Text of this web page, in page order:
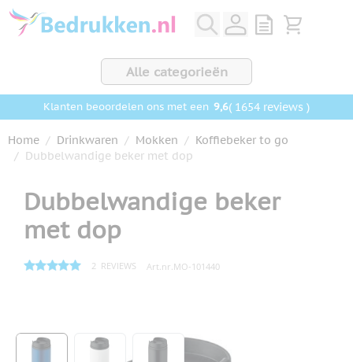
Ga naar de inhoud
View quote,
Bekijk
Alle categorieën
Klanten beoordelen ons met een 9,6( 1654 reviews )
Home / Drinkwaren / Mokken / Koffiebeker to go
/ Dubbelwandige beker met dop
Dubbelwandige beker
met dop
2 REVIEWS Art.nr. MO-101440
View larger imageView larger image
View larger image